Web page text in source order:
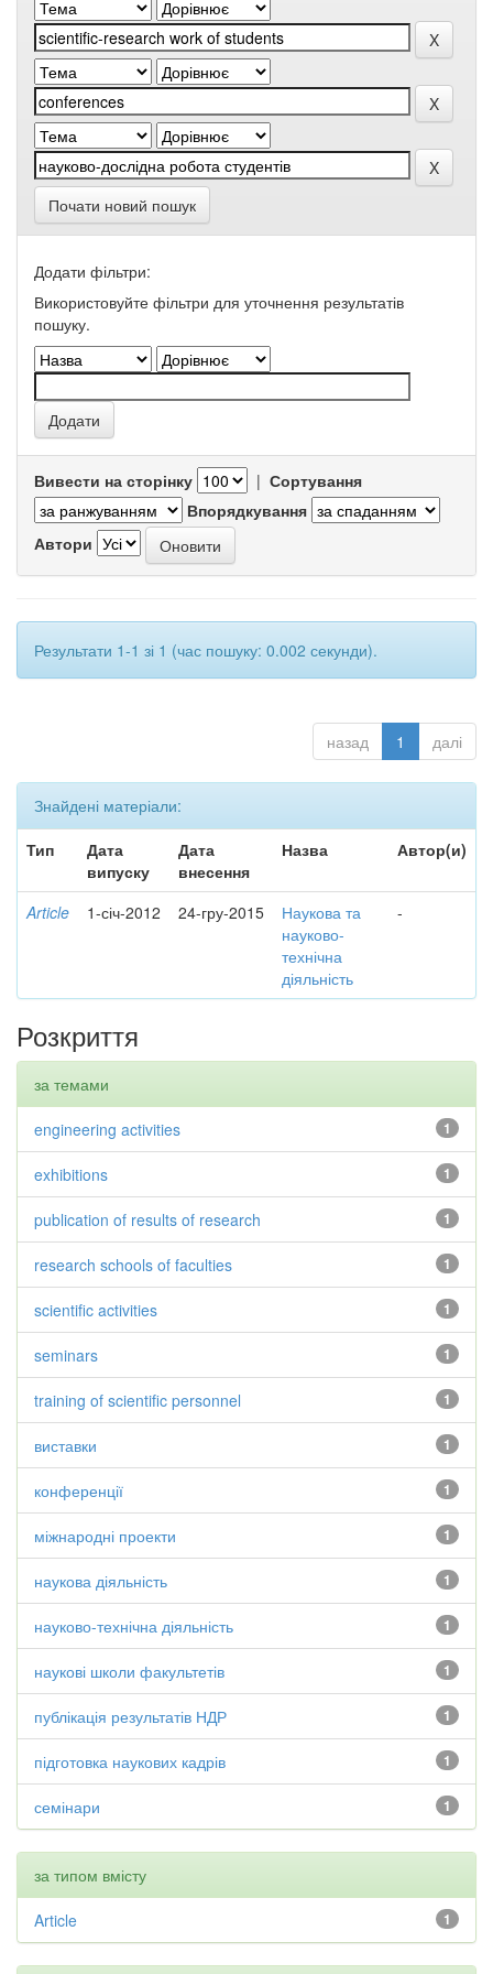
Почати новий пошук
Додати фільтри:
Використовуйте фільтри для уточнення результатів
пошуку.
Вивести на сторінку | Сортування
Впорядкування
Автори
Результати 1-1 зі 1 (час пошуку: 0.002 секунди).
назад 1 далі
Знайдені матеріали:
Тип
Дата
випуску
Дата
внесення
Назва Автор(и)
Article 1-січ-2012 24-гру-2015
Наукова та
науково-
технічна
діяльність
-
Розкриття
за темами
1
engineering activities
1
exhibitions
1
publication of results of research
1
research schools of faculties
1
scientific activities
1
seminars
1
training of scientific personnel
1
виставки
1
конференції
1
міжнародні проекти
1
наукова діяльність
1
науково-технічна діяльність
1
наукові школи факультетів
1
публікація результатів НДР
1
підготовка наукових кадрів
1
семінари
за типом вмісту
1
Article